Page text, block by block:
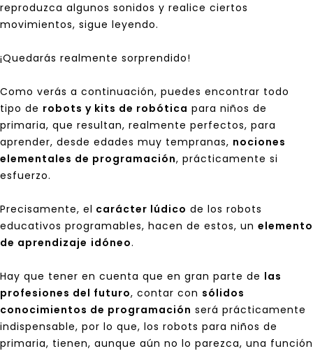
reproduzca algunos sonidos y realice ciertos
movimientos, sigue leyendo.
¡Quedarás realmente sorprendido!
Como verás a continuación, puedes encontrar todo
tipo de robots y kits de robótica para niños de
primaria, que resultan, realmente perfectos, para
aprender, desde edades muy tempranas, nociones
elementales de programación, prácticamente si
esfuerzo.
Precisamente, el carácter lúdico de los robots
educativos programables, hacen de estos, un elemento
de aprendizaje idóneo.
Hay que tener en cuenta que en gran parte de las
profesiones del futuro, contar con sólidos
conocimientos de programación será prácticamente
indispensable, por lo que, los robots para niños de
primaria, tienen, aunque aún no lo parezca, una función